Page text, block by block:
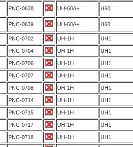
PNC-0638 UH-60A+ H60
PNC-0639 UH-60A+ H60
PNC-0702 UH-1H UH1
PNC-0704 UH-1H UH1
PNC-0706 UH-1H UH1
PNC-0707 UH-1H UH1
PNC-0708 UH-1H UH1
PNC-0714 UH-1H UH1
PNC-0715 UH-1H UH1
PNC-0717 UH-1H UH1
PNC-0718 UH-1H UH1